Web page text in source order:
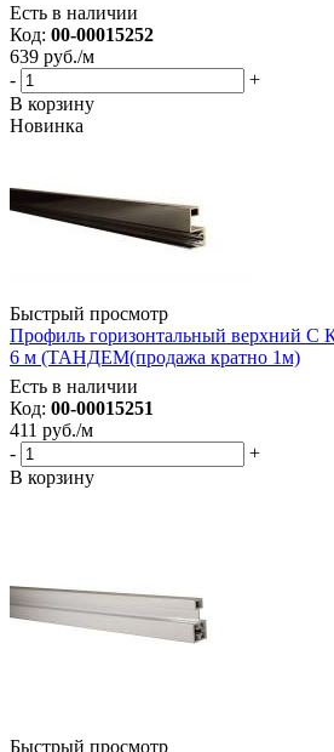
Есть в наличии
Код: 00-00015252
639 руб./м
-
+
В корзину
Новинка
Быстрый просмотр
Профиль горизонтальный верхний
6 м (ТАНДЕМ(продажа кратно 1м)
Есть в наличии
Код: 00-00015251
411 руб./м
-
+
В корзину
Быстрый просмотр